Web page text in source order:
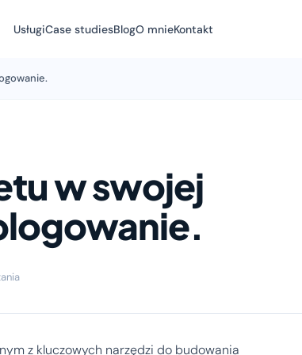
UsługiCase studiesBlogO mnieKontakt
w swojej
z kluczowych narzędzi do budowania